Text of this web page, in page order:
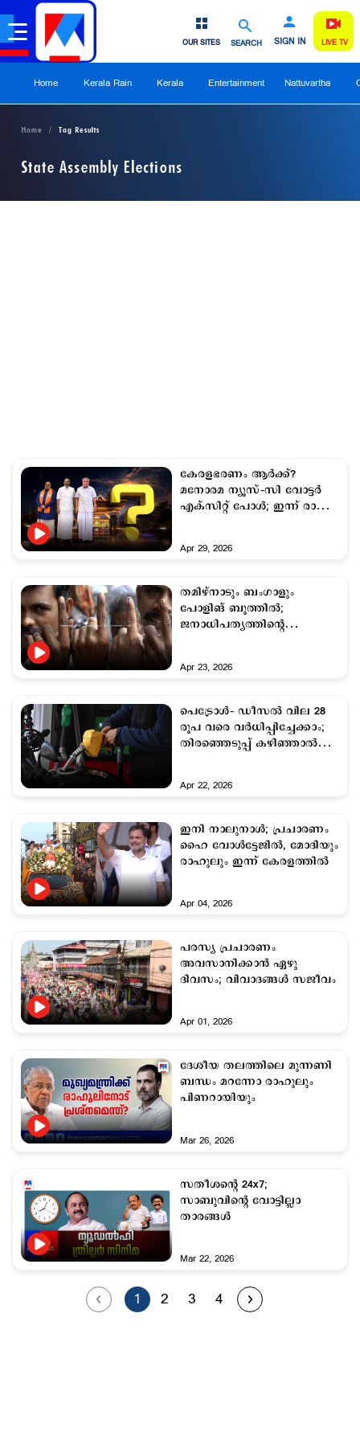
SEARCH SIGN IN
OUR SITES LIVE TV
Home Kerala Rain Kerala Entertainment Nattuvartha
Home Tag Results
State Assembly Elections
കേരളഭരണം ആര്‍ക്ക്?
മനോരമ ന്യൂസ്–സി വോട്ടര്‍
എക്സിറ്റ് പോള്‍; ഇന്ന് രാത്രി
Apr 29, 2026
തമിഴ്നാടും ബംഗാളും
പോളിങ് ബൂത്തില്‍;
ജനാധിപത്യത്തിന്‍റെ
പ്രധാനമന്ത്രി
Apr 23, 2026
പെട്രോള്‍– ഡീസല്‍ വില 28
രൂപ വരെ വര്‍ധിപ്പിച്ചേക്കാം;
തിരഞ്ഞെടുപ്പ് കഴിഞ്ഞാല്‍
Apr 22, 2026
ഇനി നാലുനാള്‍; പ്രചാരണം
ഹൈ വോള്‍ട്ടേജില്‍, മോദിയും
രാഹുലും ഇന്ന് കേരളത്തില്‍
Apr 04, 2026
പരസ്യ പ്രചാരണം
അവസാനിക്കാൻ ഏഴു
ദിവസം; വിവാദങ്ങൾ സജീവം
Apr 01, 2026
ദേശീയ തലത്തിലെ മുന്നണി
ബന്ധം മറന്നോ രാഹുലും
പിണറായിയും
Mar 26, 2026
സതീശന്‍റെ 24x7;
സാബുവിന്‍റെ വോട്ടില്ലാ
താരങ്ങൾ
Mar 22, 2026
1 2 3 4